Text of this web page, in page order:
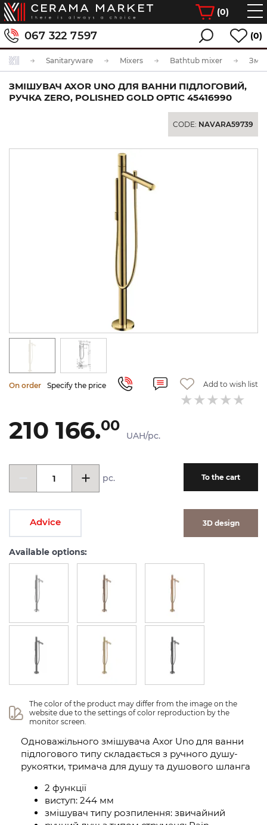
(0)
067 322 7597 (0)
Sanitaryware Mixers Bathtub mixer
ЗМІШУВАЧ AXOR UNO ДЛЯ ВАННИ ПІДЛОГОВИЙ,
РУЧКА ZERO, POLISHED GOLD OPTIC 45416990
CODE: NAVARA59739
On order Specify the price Add to wish list
210 166.00
UAH/pc.
pc. To the cart
Advice 3D design
Available options:
The color of the product may differ from the image on the
website due to the settings of color reproduction by the
monitor screen.
Одноважільного змішувача Axor Uno для ванни
підлогового типу складається з ручного душу-
рукоятки, тримача для душу та душового шланга
2 функції
виступ: 244 мм
змішувач типу розпилення: звичайний